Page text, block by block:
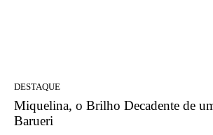
DESTAQUE
Miquelina, o Brilho Decadente de
Barueri